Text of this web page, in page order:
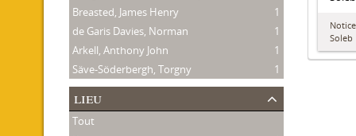
Breasted, James Henry
1
de Garis Davies, Norman
1
Arkell, Anthony John
1
Säve-Söderbergh, Torgny
1
lieu
Tout
Soleb